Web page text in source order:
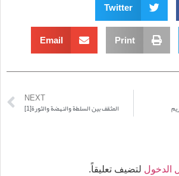
Twitter
Print
Email
NEXT
المثقف بين السلطة والنهضة والثورة[1]
الدخول لتضيف تعليقاً.